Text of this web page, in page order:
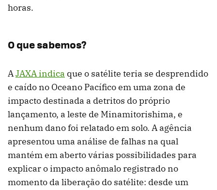
horas.
O que sabemos?
AJAXA indica que o satélite teria se desprendido
e caído no Oceano Pacífico em uma zona de
impacto destinada a detritos do próprio
lançamento, a leste de Minamitorishima, e
nenhum dano foi relatado em solo. A agência
apresentou uma análise de falhas na qual
mantém em aberto várias possibilidades para
explicar o impacto anômalo registrado no
momento da liberação do satélite: desde um